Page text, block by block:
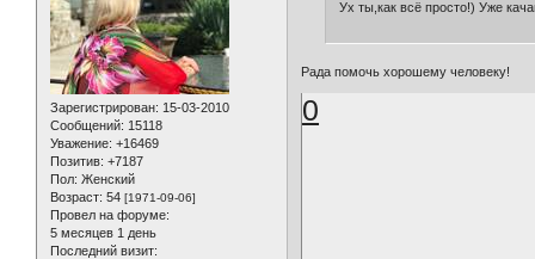
Зарегистрирован: 15-03-2010
Сообщений: 15118
Уважение: +16469
Позитив: +7187
Пол: Женский
Возраст: 54 [1971-09-06]
Провел на форуме:
5 месяцев 1 день
Последний визит:
Ух ты,как всё просто!) Уже
Рада помочь хорошему человеку!
0